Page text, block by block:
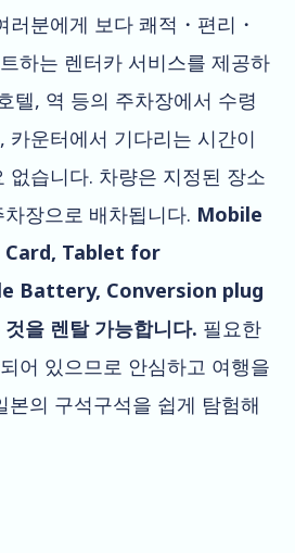
분에게 보다 쾌적・편리・
하는 렌터카 서비스를 제공하
텔, 역 등의 주차장에서 수령
카운터에서 기다리는 시간이
없습니다. 차량은 지정된 장소
장으로 배차됩니다. Mobile
Card, Tablet for
Battery, Conversion plug
을 렌탈 가능합니다. 필요한
어 있으므로 안심하고 여행을
본의 구석구석을 쉽게 탐험해